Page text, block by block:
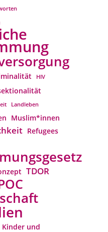
HIV
Landleben
Muslim*innen
Refugees
TDOR
und